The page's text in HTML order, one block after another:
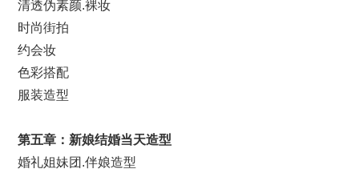
清透伪素颜.裸妆
时尚街拍
约会妆
色彩搭配
服装造型
第五章：新娘结婚当天造型
婚礼姐妹团.伴娘造型